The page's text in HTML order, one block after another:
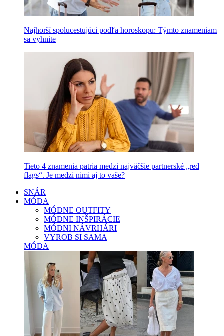
Najhorší spolucestujúci podľa horoskopu: Týmto znameniam
sa vyhnite
Tieto 4 znamenia patria medzi najväčšie partnerské „red
flags“. Je medzi nimi aj to vaše?
SNÁR
MÓDA
MÓDNE OUTFITY
MÓDNE INŠPIRÁCIE
MÓDNI NÁVRHÁRI
VYROB SI SAMA
MÓDA